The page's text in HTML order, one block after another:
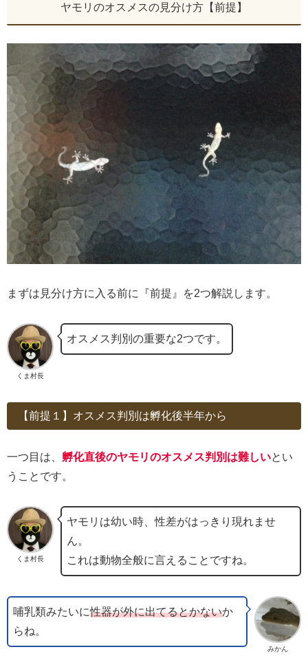
ヤモリのオスメスの見分け方【前提】
まずは見分け方に入る前に『前提』を2つ解説します。
くま村長
オスメス判別の重要な2つです。
【前提１】オスメス判別は孵化後半年から
一つ目は、 孵化直後のヤモリのオスメス判別は難しいとい
うことです。
くま村長
ヤモリは幼い時、性差がはっきり現れませ
ん。
これは動物全般に言えることですね。
みかん
哺乳類みたいに性器が外に出てるとかないか
らね。